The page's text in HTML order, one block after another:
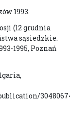
1993.
(12 grudnia
sąsiedzkie.
1995, Poznań